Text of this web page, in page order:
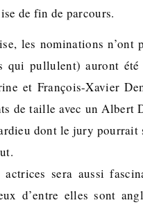
de fin de parcours.
les nominations
qui pullulent) auront
et François-Xavier
de taille avec un Albert
dont le jury pourrait
sera aussi
d’entre elles sont